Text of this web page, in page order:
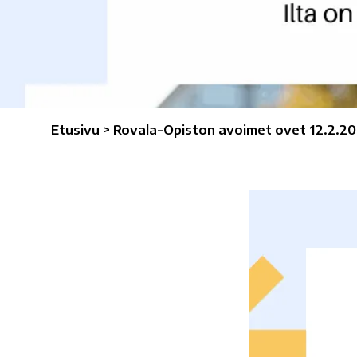
Etusivu > Rovala-Opiston avoimet ovet